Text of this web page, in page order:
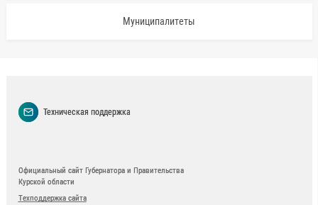
Муниципалитеты
Техническая поддержка
Официальный сайт Губернатора и Правительства
Курской области
Техподдержка сайта